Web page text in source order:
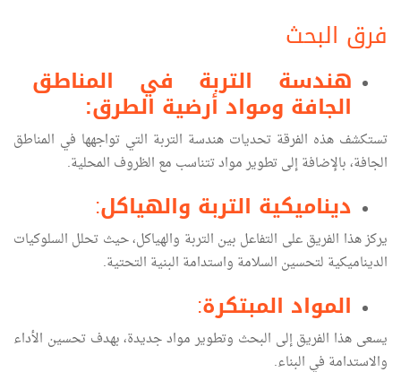
فرق البحث
هندسة التربة في المناطق
الجافة ومواد أرضية الطرق:
تستكشف هذه الفرقة تحديات هندسة التربة التي تواجهها في المناطق
الجافة، بالإضافة إلى تطوير مواد تتناسب مع الظروف المحلية.
ديناميكية التربة والهياكل:
يركز هذا الفريق على التفاعل بين التربة والهياكل، حيث تحلل السلوكيات
الديناميكية لتحسين السلامة واستدامة البنية التحتية.
المواد المبتكرة:
يسعى هذا الفريق إلى البحث وتطوير مواد جديدة، بهدف تحسين الأداء
والاستدامة في البناء.